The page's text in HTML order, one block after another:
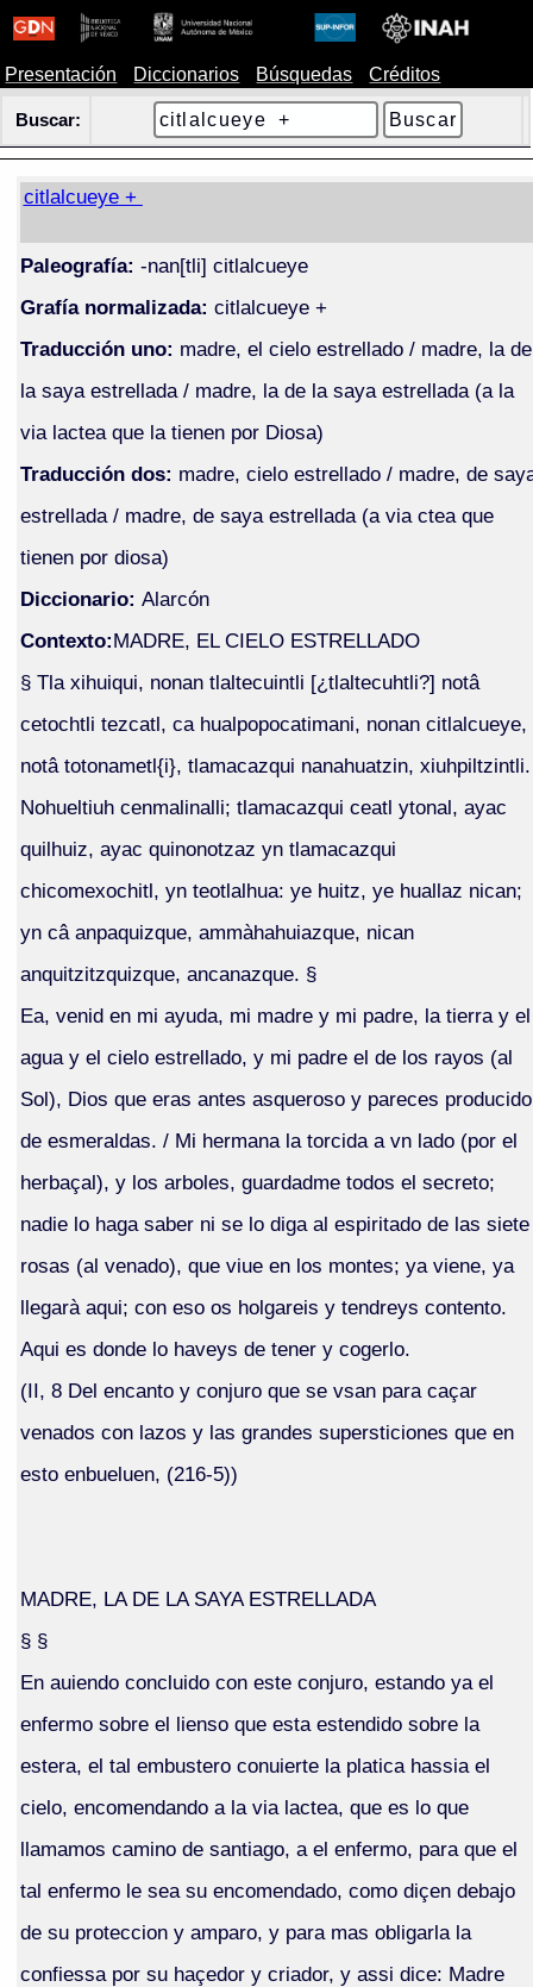
Presentación Diccionarios Búsquedas Créditos
Buscar:
citlalcueye +
Paleografía: -nan[tli] citlalcueye
Grafía normalizada: citlalcueye +
Traducción uno: madre, el cielo estrellado / madre, la de
la saya estrellada / madre, la de la saya estrellada (a la
via lactea que la tienen por Diosa)
Traducción dos: madre, cielo estrellado / madre, de
estrellada / madre, de saya estrellada (a via ctea que
tienen por diosa)
Diccionario: Alarcón
Contexto:MADRE, EL CIELO ESTRELLADO
§ Tla xihuiqui, nonan tlaltecuintli [¿tlaltecuhtli?] notâ
cetochtli tezcatl, ca hualpopocatimani, nonan citlalcueye,
notâ totonametl{i}, tlamacazqui nanahuatzin, xiuhpiltzintli.
Nohueltiuh cenmalinalli; tlamacazqui ceatl ytonal, ayac
quilhuiz, ayac quinonotzaz yn tlamacazqui
chicomexochitl, yn teotlalhua: ye huitz, ye huallaz nican;
yn câ anpaquizque, ammàhahuiazque, nican
anquitzitzquizque, ancanazque. §
Ea, venid en mi ayuda, mi madre y mi padre, la tierra y el
agua y el cielo estrellado, y mi padre el de los rayos (al
Sol), Dios que eras antes asqueroso y pareces producido
de esmeraldas. / Mi hermana la torcida a vn lado (por el
herbaçal), y los arboles, guardadme todos el secreto;
nadie lo haga saber ni se lo diga al espiritado de las siete
rosas (al venado), que viue en los montes; ya viene, ya
llegarà aqui; con eso os holgareis y tendreys contento.
Aqui es donde lo haveys de tener y cogerlo.
(II, 8 Del encanto y conjuro que se vsan para caçar
venados con lazos y las grandes supersticiones que en
esto enbueluen, (216-5))
MADRE, LA DE LA SAYA ESTRELLADA
§ §
En auiendo concluido con este conjuro, estando ya el
enfermo sobre el lienso que esta estendido sobre la
estera, el tal embustero conuierte la platica hassia el
cielo, encomendando a la via lactea, que es lo que
llamamos camino de santiago, a el enfermo, para que el
tal enfermo le sea su encomendado, como diçen debajo
de su proteccion y amparo, y para mas obligarla la
confiessa por su haçedor y criador, y assi dice: Madre